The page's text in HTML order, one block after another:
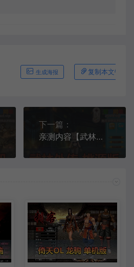
生成海报 复制本文链接
下一篇：
亲测内容【武林外传】星陨武林桃花源版本带GM注册EL编辑器GM命令网游单机版虚拟机一键端视频教学